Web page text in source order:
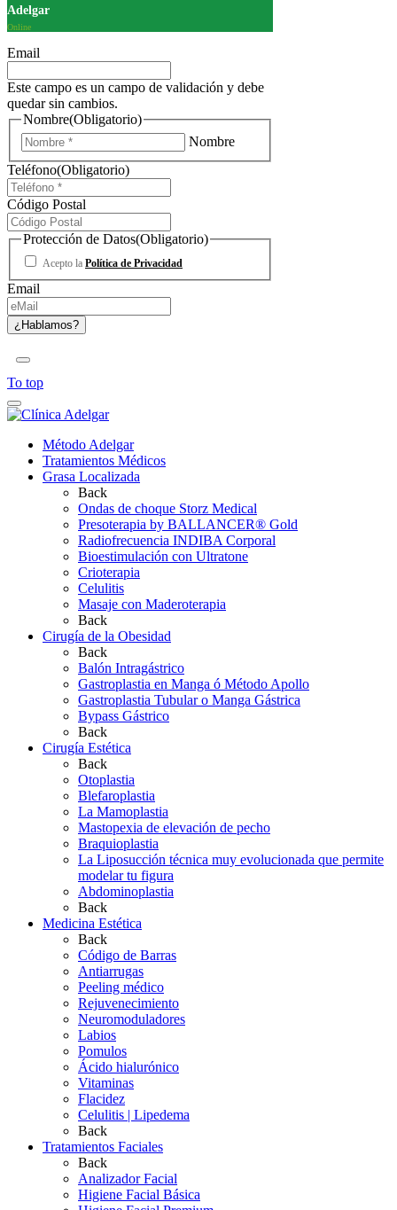
Adelgar
Online
Email
Este campo es un campo de validación y debe
quedar sin cambios.
Nombre(Obligatorio)
Nombre
Teléfono(Obligatorio)
Código Postal
Protección de Datos(Obligatorio)
Acepto la Política de Privacidad
Email
To top
Método Adelgar
Tratamientos Médicos
Grasa Localizada
Back
Ondas de choque Storz Medical
Presoterapia by BALLANCER® Gold
Radiofrecuencia INDIBA Corporal
Bioestimulación con Ultratone
Crioterapia
Celulitis
Masaje con Maderoterapia
Back
Cirugía de la Obesidad
Back
Balón Intragástrico
Gastroplastia en Manga ó Método Apollo
Gastroplastia Tubular o Manga Gástrica
Bypass Gástrico
Back
Cirugía Estética
Back
Otoplastia
Blefaroplastia
La Mamoplastia
Mastopexia de elevación de pecho
Braquioplastia
La Liposucción técnica muy evolucionada que permite
modelar tu figura
Abdominoplastia
Back
Medicina Estética
Back
Código de Barras
Antiarrugas
Peeling médico
Rejuvenecimiento
Neuromoduladores
Labios
Pomulos
Ácido hialurónico
Vitaminas
Flacidez
Celulitis | Lipedema
Back
Tratamientos Faciales
Back
Analizador Facial
Higiene Facial Básica